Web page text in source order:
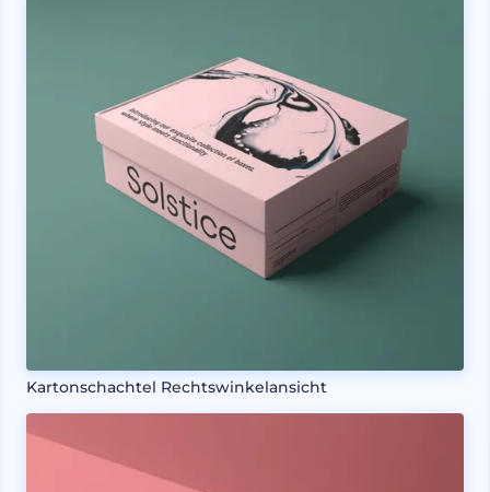
Kartonschachtel Rechtswinkelansicht